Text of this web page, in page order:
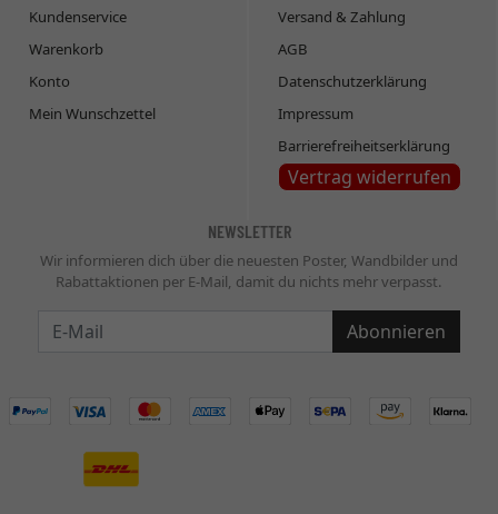
Kundenservice
Warenkorb
Konto
Mein Wunschzettel
Versand & Zahlung
AGB
Datenschutzerklärung
Impressum
Barrierefreiheitserklärung
Vertrag widerrufen
NEWSLETTER
Wir informieren dich über die neuesten Poster, Wandbilder und
Rabattaktionen per E-Mail, damit du nichts mehr verpasst.
Abonnieren